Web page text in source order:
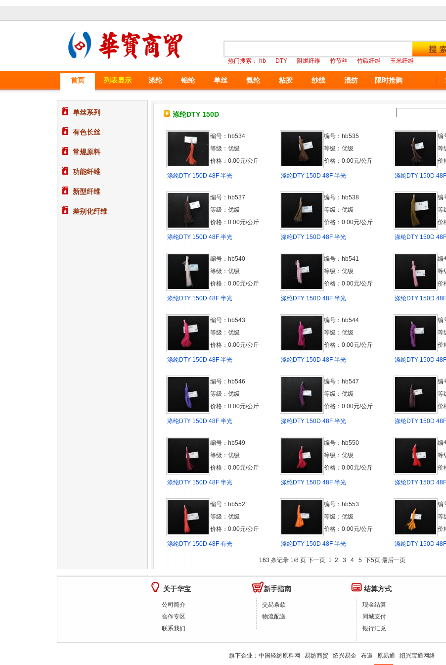
热门搜索： hb DTY 阻燃纤维 竹节丝 竹碳纤维 玉米纤维
首页 列表显示 涤纶 锦纶 单丝 氨纶 粘胶 纱线 混纺 限时抢购
单丝系列
有色长丝
常规原料
功能纤维
新型纤维
差别化纤维
涤纶DTY 150D
编号：hb534
等级：优级
价格：0.00元/公斤
涤纶DTY 150D 48F 半光
编号：hb535
等级：优级
价格：0.00元/公斤
涤纶DTY 150D 48F 半光
编
等
价
涤纶DTY 150D
编号：hb537
等级：优级
价格：0.00元/公斤
涤纶DTY 150D 48F 半光
编号：hb538
等级：优级
价格：0.00元/公斤
涤纶DTY 150D 48F 半光
编
等
价
涤纶DTY 150D
编号：hb540
等级：优级
价格：0.00元/公斤
涤纶DTY 150D 48F 半光
编号：hb541
等级：优级
价格：0.00元/公斤
涤纶DTY 150D 48F 半光
编
等
价
涤纶DTY 150D
编号：hb543
等级：优级
价格：0.00元/公斤
涤纶DTY 150D 48F 半光
编号：hb544
等级：优级
价格：0.00元/公斤
涤纶DTY 150D 48F 半光
编
等
价
涤纶DTY 150D
编号：hb546
等级：优级
价格：0.00元/公斤
涤纶DTY 150D 48F 半光
编号：hb547
等级：优级
价格：0.00元/公斤
涤纶DTY 150D 48F 半光
编
等
价
涤纶DTY 150D
编号：hb549
等级：优级
价格：0.00元/公斤
涤纶DTY 150D 48F 半光
编号：hb550
等级：优级
价格：0.00元/公斤
涤纶DTY 150D 48F 半光
编
等
价
涤纶DTY 150D
编号：hb552
等级：优级
价格：0.00元/公斤
涤纶DTY 150D 48F 有光
编号：hb553
等级：优级
价格：0.00元/公斤
涤纶DTY 150D 48F 半光
编
等
价
涤纶DTY 150D
163 条记录 1/8 页 下一页 1 2 3 4 5 下5页 最后一页
关于华宝
公司简介
合作专区
联系我们
新手指南
交易条款
物流配送
结算方式
现金结算
同城支付
银行汇兑
旗下企业：中国轻纺原料网 易纺商贸 绍兴易企 布道 原易通
绍兴宝通网络